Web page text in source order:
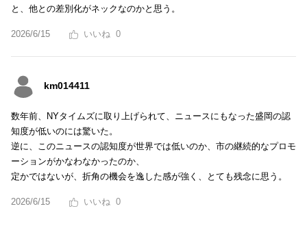
と、他との差別化がネックなのかと思う。
2026/6/15 0
km014411
数年前、NYタイムズに取り上げられて、ニュースにもなった盛岡の認
知度が低いのには驚いた。
逆に、このニュースの認知度が世界では低いのか、市の継続的なプロモ
ーションがかなわなかったのか、
定かではないが、折角の機会を逸した感が強く、とても残念に思う。
2026/6/15 0